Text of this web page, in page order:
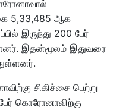
5,33,485 ஆக
இருந்து 200 பேர்
இதன்மூலம் இதுவரை
சிகிச்சை பெற்று
கொரோனாவிற்கு